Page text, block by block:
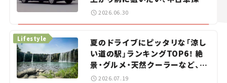
をお手伝い――ちょっとイケてるマ
2026.06.30
夏のドライブにピッタリな「涼し
い道の駅」ランキングTOP6！ 絶
景・グルメ・天然クーラーなど、避
暑におすすめのスポットを紹介
Lifestyle
2026.07.19